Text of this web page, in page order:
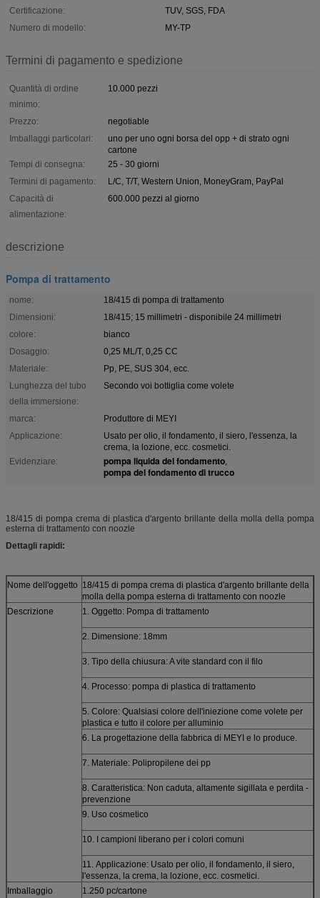
Certificazione:
TUV, SGS, FDA
Numero di modello:
MY-TP
Termini di pagamento e spedizione
Quantità di ordine
minimo:
10.000 pezzi
Prezzo:
negotiable
Imballaggi particolari:
uno per uno ogni borsa del opp + di strato ogni
cartone
Tempi di consegna:
25 - 30 giorni
Termini di pagamento:
L/C, T/T, Western Union, MoneyGram, PayPal
Capacità di
alimentazione:
600.000 pezzi al giorno
descrizione
Pompa di trattamento
nome:
18/415 di pompa di trattamento
Dimensioni:
18/415; 15 millimetri - disponibile 24 millimetri
colore:
bianco
Dosaggio:
0,25 ML/T, 0,25 CC
Materiale:
Pp, PE, SUS 304, ecc.
Lunghezza del tubo
della immersione:
Secondo voi bottiglia come volete
marca:
Produttore di MEYI
Applicazione:
Usato per olio, il fondamento, il siero, l'essenza, la
crema, la lozione, ecc. cosmetici.
Evidenziare:
pompa liquida del fondamento,
pompa del fondamento di trucco
18/415 di pompa crema di plastica d'argento brillante della molla della pompa
esterna di trattamento con noozle
Dettagli rapidi:
Nome dell'oggetto 18/415 di pompa crema di plastica d'argento brillante della
molla della pompa esterna di trattamento con noozle
Descrizione
1. Oggetto: Pompa di trattamento
2. Dimensione: 18mm
3. Tipo della chiusura: A vite standard con il filo
4. Processo: pompa di plastica di trattamento
5. Colore: Qualsiasi colore dell'iniezione come volete per
plastica e tutto il colore per alluminio
6. La progettazione della fabbrica di MEYI e lo produce.
7. Materiale: Polipropilene dei pp
8. Caratteristica: Non caduta, altamente sigillata e perdita -
prevenzione
9. Uso cosmetico
10. I campioni liberano per i colori comuni
11. Applicazione: Usato per olio, il fondamento, il siero,
l'essenza, la crema, la lozione, ecc. cosmetici.
Imballaggio
1.250 pc/cartone